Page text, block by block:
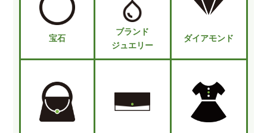
宝石
ブランド
ジュエリー
ダイアモンド